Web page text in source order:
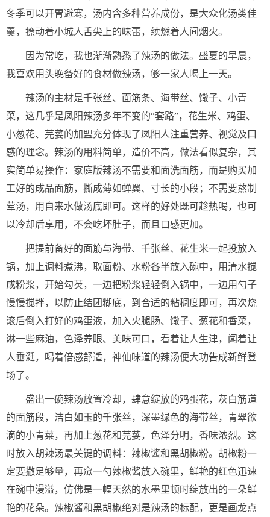
冬季可以开胃避寒，汤内含多种营养成份，是大众化汤类佳
羹，撩动着小城人舌尖上的味蕾，续燃着人间烟火。
因为常吃，我也渐渐熟悉了辣汤的做法。盛夏的早晨，
我喜欢用头晚备好的食材做辣汤，够一家人喝上一天。
辣汤的主材是千张丝、面筋条、海带丝、馓子、小青
菜，这几乎是凤阳辣汤多年不变的“套路”，花生米、鸡蛋、
小葱花、芫荽的加盟充分体现了凤阳人注重营养、视觉及口
感的理念。辣汤的用料简单，造价不高，做法看似复杂，其
实简单易操作：家庭版辣汤不需要和面洗面筋，而是购买加
工好的成品面筋，撕成薄如蝉翼、寸长的小段；不需要熬制
荤汤，用自来水做汤底即可。这样的好处既可趁热喝，也可
以冷却后享用，不会吃坏肚子，而且口感更加。
把提前备好的面筋与海带、千张丝、花生米一起投放入
锅，加上调料煮沸，取面粉、水粉各半放入碗中，用清水搅
成粉浆，开始勾芡，一边把粉浆轻轻倒入锅中，一边用勺子
慢慢搅拌，以防止结团糊底，到合适的粘稠度即可，再次烧
滚后倒入打好的鸡蛋液，加入火腿肠、馓子、葱花和香菜，
淋一些麻油，色泽养眼、美味可口，看着让人生津，闻着让
人垂涏，喝着倍感舒适，神仙味道的辣汤便大功告成新鲜登
场了。
盛出一碗辣汤放置冷却，肆意绽放的鸡蛋花，灰白筋道
的面筋段，洁白如玉的千张丝，深墨绿色的海带丝，青翠欲
滴的小青菜，再加上葱花和芫荽，色泽分明，香味浓烈。这
时放入胡辣汤最关键的调料：辣椒酱和黑胡椒粉。胡椒粉一
定要撒足够量，再窊一勺辣椒酱放入碗里，鲜艳的红色迅速
在碗中漫溢，仿佛是一幅天然的水墨里顿时绽放出的一朵鲜
艳的花朵。辣椒酱和黑胡椒绝对是辣汤的标配，更是画龙点